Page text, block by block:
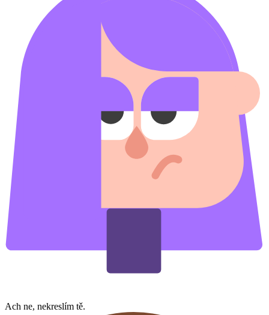
Ach ne, nekreslím tě.